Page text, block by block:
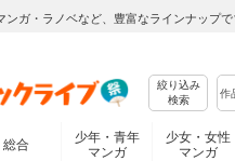
ンガ・ラノベなど、豊富なラインナップで
絞り込み
検索
総合
少年・青年
マンガ
少女・女性
マンガ